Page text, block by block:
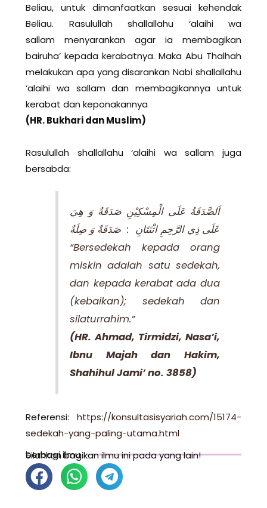
Beliau, untuk dimanfaatkan sesuai kehendak
Beliau. Rasulullah shallallahu ‘alaihi wa
sallam menyarankan agar ia membagikan
bairuha’ kepada kerabatnya. Maka Abu Thalhah
melakukan apa yang disarankan Nabi shallallahu
‘alaihi wa sallam dan membagikannya untuk
kerabat dan keponakannya
(HR. Bukhari dan Muslim)
Rasulullah shallallahu ‘alaihi wa sallam juga
bersabda:
اَلصَّدَقَةُ عَلَى الْمِسْكِيْنِ صَدَقَةٌ وَ هِيَ
عَلَى ذِي الرَّحِمِ اثْنَتَانِ : صَدَقَةٌ وَ صِلَةٌ
“Bersedekah kepada orang
miskin adalah satu sedekah,
dan kepada kerabat ada dua
(kebaikan); sedekah dan
silaturrahim.”
(HR. Ahmad, Tirmidzi, Nasa’i,
Ibnu Majah dan Hakim,
Shahihul Jami’ no. 3858)
Referensi: https://konsultasisyariah.com/15174-
sedekah-yang-paling-utama.html
berbagi ilmu
Silahkan bagikan ilmu ini pada yang lain!